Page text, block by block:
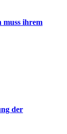
muss ihrem
der